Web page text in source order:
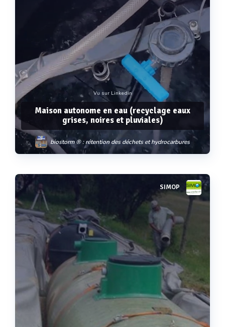
Vu sur Linkedin
Maison autonome en eau (recyclage eaux
grises, noires et pluviales)
biostorm ® : rétention des déchets et hydrocarbures
acqua-reuse ® : le recyclage ultime
SIMOP